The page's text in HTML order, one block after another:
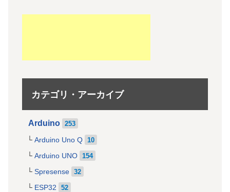
カテゴリ・アーカイブ
Arduino 253
Arduino Uno Q 10
Arduino UNO 154
Spresense 32
ESP32 52